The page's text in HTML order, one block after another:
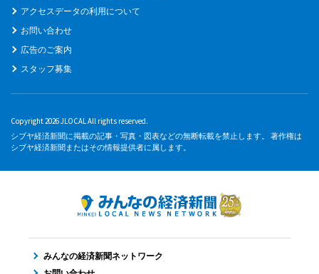
アクセスデータの利用について
お問い合わせ
広告のご案内
スタッフ募集
Copyright 2026 JLOCAL All rights reserved.
シブヤ経済新聞に掲載の記事・写真・図表などの無断転載を禁止します。 著作権は
シブヤ経済新聞またはその情報提供者に属します。
みんなの経済新聞ネットワーク